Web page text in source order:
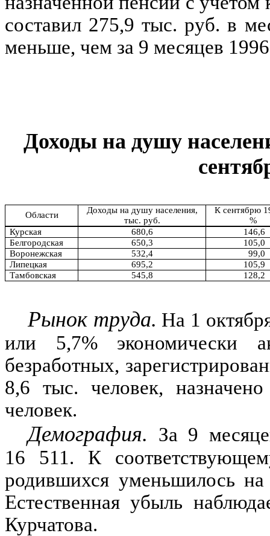
составил 275,9 тыс. руб. в
меньше, чем за 9 месяцев 1996
Доходы на душу
Области
Доходы на душу населения,
тыс. руб.
К сентябрю
%
Курская
680,6
146,6
Белгородская
650,3
105,0
Воронежская
532,4
99,0
Липецкая
695,2
105,9
Тамбовская
545,8 128,2
Рынок труда. На 1
или 5,7%экономически
безработных,
8,6 тыс. человек,
человек.
Демография. За 9
16 511. К
родившихся уменьшилось
Естественная убыль
Курчатова.